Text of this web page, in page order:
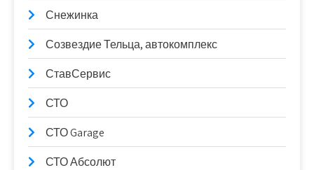
Снежинка
Созвездие Тельца, автокомплекс
СтавСервис
СТО
СТО Garage
СТО Абсолют